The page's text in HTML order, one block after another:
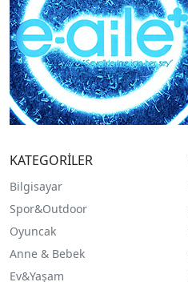
KATEGORİLER
Bilgisayar
Spor&Outdoor
Oyuncak
Anne & Bebek
Ev&Yaşam